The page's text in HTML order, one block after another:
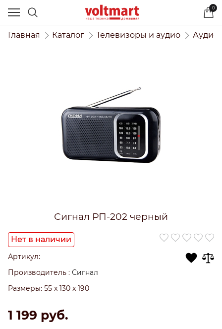
0
Главная Каталог Телевизоры и аудио
Сигнал РП-202 черный
Нет в наличии
Артикул:
Производитель : Сигнал
Размеры: 55 x 130 x 190
1 199 руб.